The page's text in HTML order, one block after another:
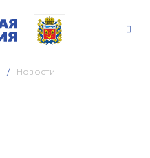
Новости